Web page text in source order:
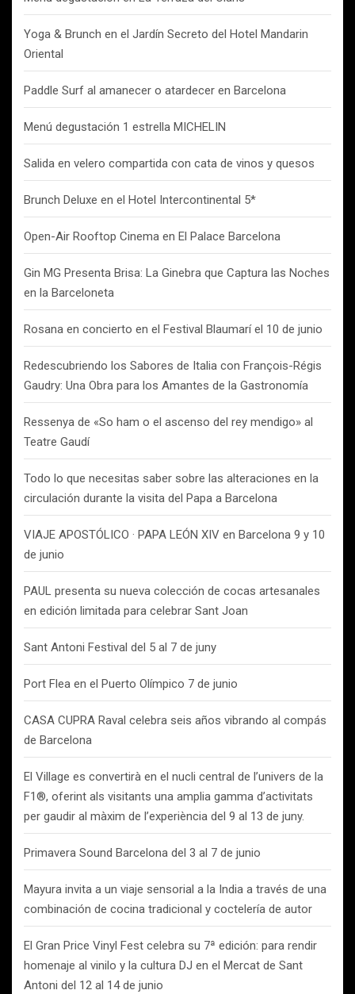
Yoga & Brunch en el Jardín Secreto del Hotel Mandarin
Oriental
Paddle Surf al amanecer o atardecer en Barcelona
Menú degustación 1 estrella MICHELIN
Salida en velero compartida con cata de vinos y quesos
Brunch Deluxe en el Hotel Intercontinental 5*
Open-Air Rooftop Cinema en El Palace Barcelona
Gin MG Presenta Brisa: La Ginebra que Captura las Noches
en la Barceloneta
Rosana en concierto en el Festival Blaumarí el 10 de junio
Redescubriendo los Sabores de Italia con François-Régis
Gaudry: Una Obra para los Amantes de la Gastronomía
Ressenya de «So ham o el ascenso del rey mendigo» al
Teatre Gaudí
Todo lo que necesitas saber sobre las alteraciones en la
circulación durante la visita del Papa a Barcelona
VIAJE APOSTÓLICO · PAPA LEÓN XIV en Barcelona 9 y 10
de junio
PAUL presenta su nueva colección de cocas artesanales
en edición limitada para celebrar Sant Joan
Sant Antoni Festival del 5 al 7 de juny
Port Flea en el Puerto Olímpico 7 de junio
CASA CUPRA Raval celebra seis años vibrando al compás
de Barcelona
El Village es convertirà en el nucli central de l’univers de la
F1®, oferint als visitants una amplia gamma d’activitats
per gaudir al màxim de l’experiència del 9 al 13 de juny.
Primavera Sound Barcelona del 3 al 7 de junio
Mayura invita a un viaje sensorial a la India a través de una
combinación de cocina tradicional y coctelería de autor
El Gran Price Vinyl Fest celebra su 7ª edición: para rendir
homenaje al vinilo y la cultura DJ en el Mercat de Sant
Antoni del 12 al 14 de junio